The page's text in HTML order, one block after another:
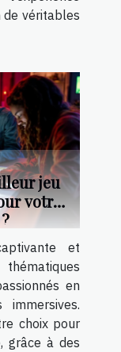
véritables
jeu
votre
et
en
choix pour
grâce à des